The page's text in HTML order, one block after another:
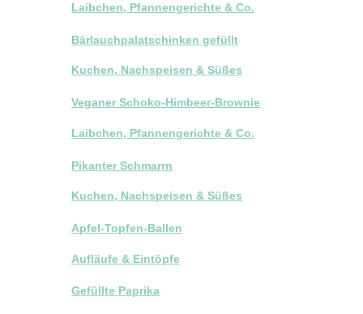
Laibchen, Pfannengerichte & Co.
Bärlauchpalatschinken gefüllt
Kuchen, Nachspeisen & Süßes
Veganer Schoko-Himbeer-Brownie
Laibchen, Pfannengerichte & Co.
Pikanter Schmarrn
Kuchen, Nachspeisen & Süßes
Apfel-Topfen-Ballen
Aufläufe & Eintöpfe
Gefüllte Paprika